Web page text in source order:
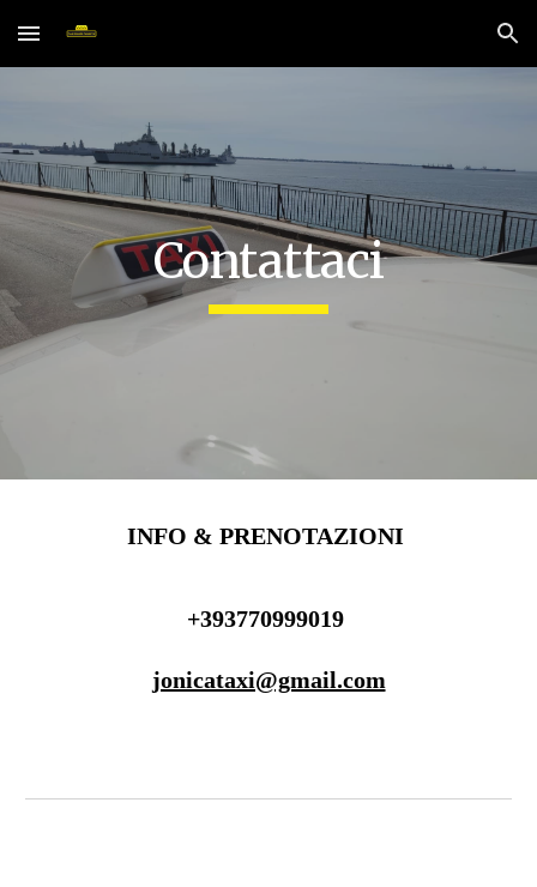
Skip to main content Skip to navigation
Contattaci
INFO & PRENOTAZIONI
+393770999019
jonicataxi@gmail.com